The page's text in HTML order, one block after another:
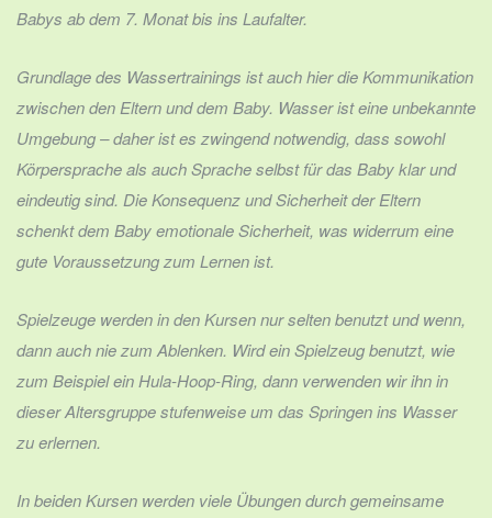
Babys ab dem 7. Monat bis ins Laufalter.
Grundlage des Wassertrainings ist auch hier die Kommunikation
zwischen den Eltern und dem Baby. Wasser ist eine unbekannte
Umgebung – daher ist es zwingend notwendig, dass sowohl
Körpersprache als auch Sprache selbst für das Baby klar und
eindeutig sind. Die Konsequenz und Sicherheit der Eltern
schenkt dem Baby emotionale Sicherheit, was widerrum eine
gute Voraussetzung zum Lernen ist.
Spielzeuge werden in den Kursen nur selten benutzt und wenn,
dann auch nie zum Ablenken. Wird ein Spielzeug benutzt, wie
zum Beispiel ein Hula-Hoop-Ring, dann verwenden wir ihn in
dieser Altersgruppe stufenweise um das Springen ins Wasser
zu erlernen.
In beiden Kursen werden viele Übungen durch gemeinsame